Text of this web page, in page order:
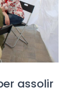
assolir